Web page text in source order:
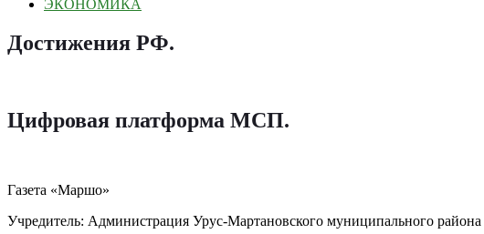
ЭКОНОМИКА
Достижения РФ.
Цифровая платформа МСП.
Газета «Маршо»
Учредитель: Администрация Урус-Мартановского муниципального района